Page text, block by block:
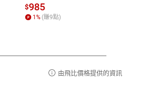
$985
1% (賺9點)
由飛比價格提供的資訊